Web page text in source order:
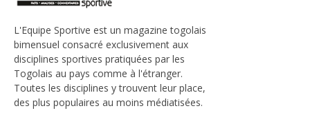
L'Equipe Sportive est un magazine togolais
bimensuel consacré exclusivement aux
disciplines sportives pratiquées par les
Togolais au pays comme à l'étranger.
Toutes les disciplines y trouvent leur place,
des plus populaires au moins médiatisées.